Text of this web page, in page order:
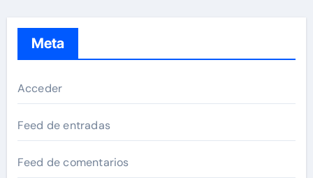
Meta
Acceder
Feed de entradas
Feed de comentarios